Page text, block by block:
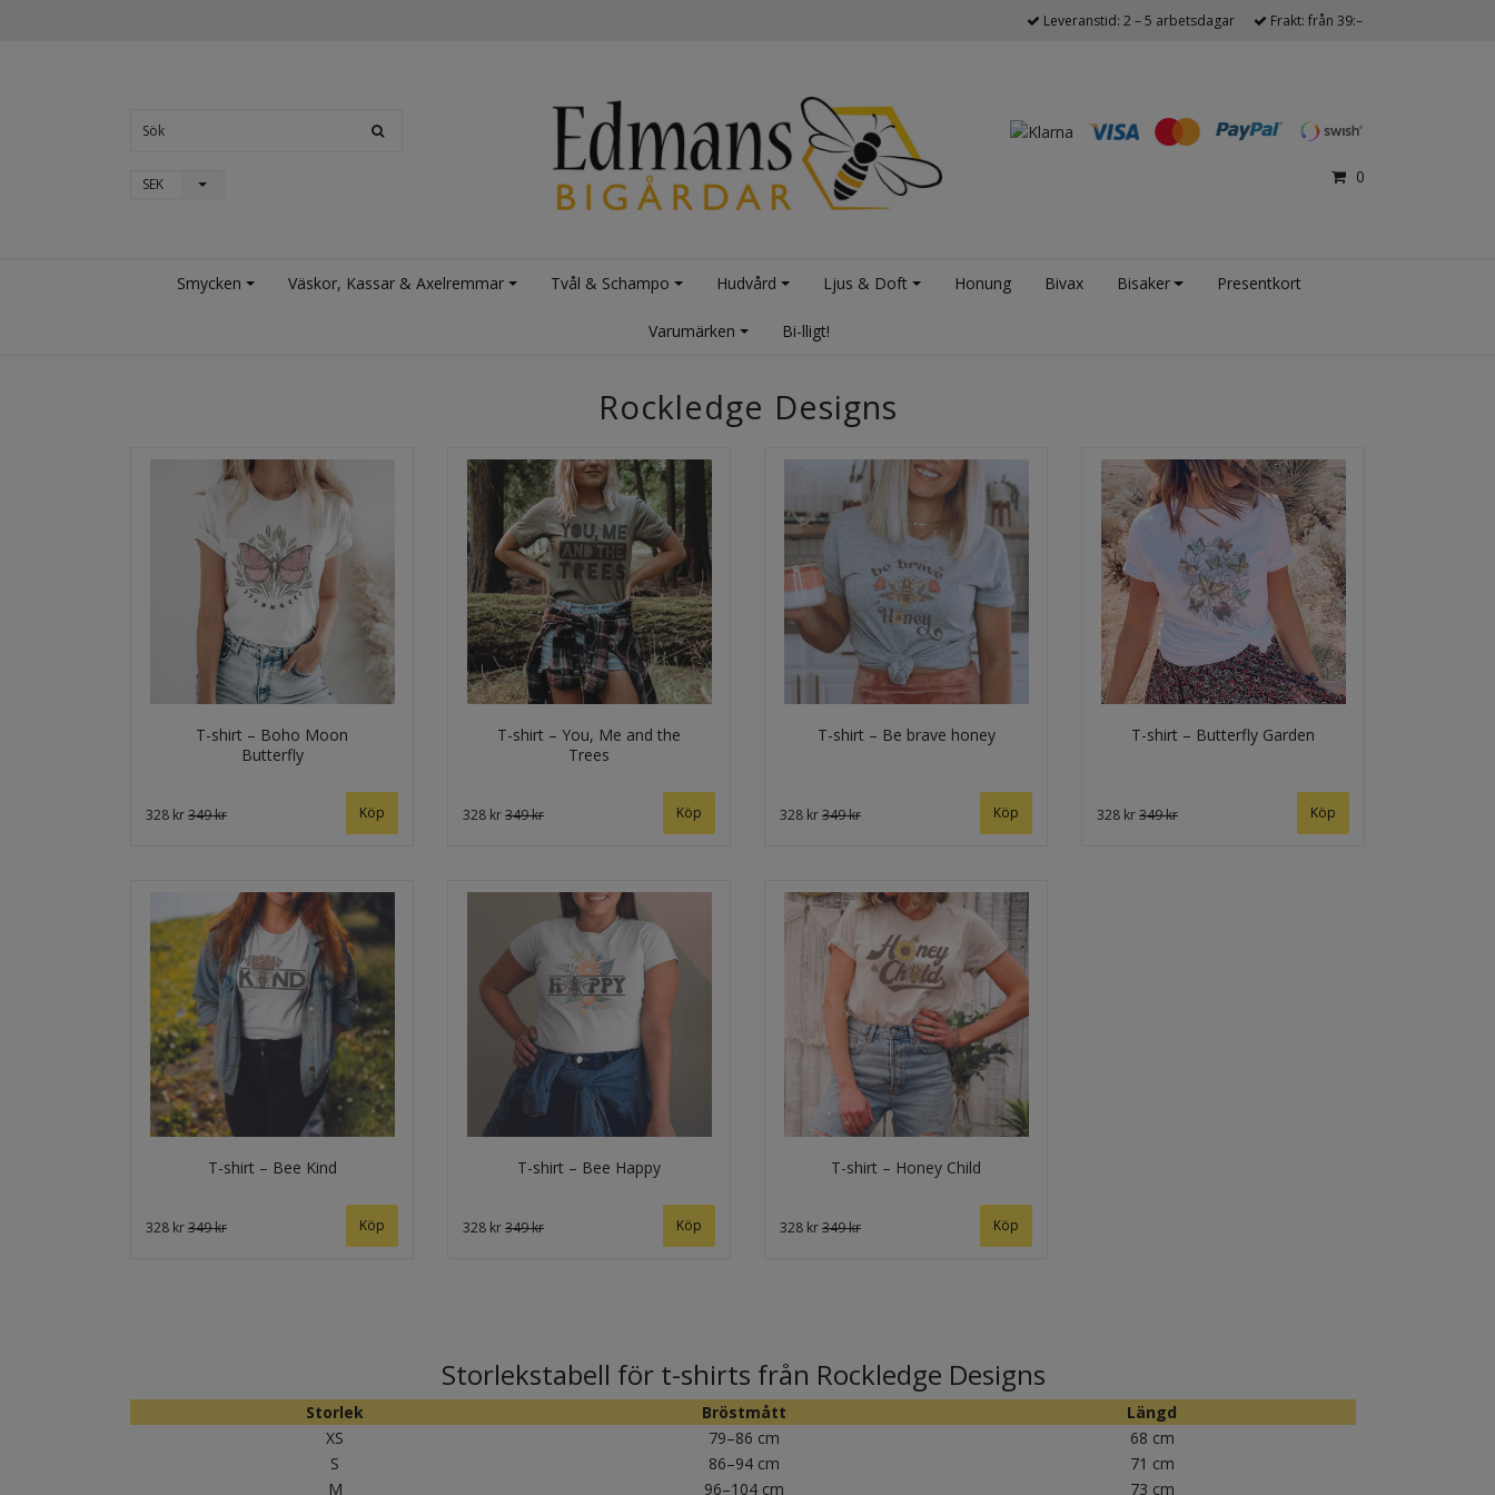
Leveranstid: 2 – 5 arbetsdagar Frakt: från 39:–
SEK 0
Smycken Väskor, Kassar & Axelremmar Tvål & Schampo Hudvård Ljus & Doft Honung Bivax Bisaker Presentkort
Varumärken Bi-lligt!
Rockledge Designs
T-shirt – Boho Moon
Butterfly
328 kr349 kr Köp
T-shirt – You, Me and the
Trees
328 kr349 kr Köp
T-shirt – Be brave honey
328 kr349 kr Köp
T-shirt – Butterfly Garden
328 kr349 kr Köp
T-shirt – Bee Kind
328 kr349 kr Köp
T-shirt – Bee Happy
328 kr349 kr Köp
T-shirt – Honey Child
328 kr349 kr Köp
Storlekstabell för t-shirts från Rockledge Designs
Storlek Bröstmått
Längd
XS
79–86 cm
68 cm
S
86–94 cm
71 cm
M
96–104 cm 73 cm